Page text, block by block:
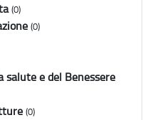
(0)
(0)
salute e del Benessere
(0)